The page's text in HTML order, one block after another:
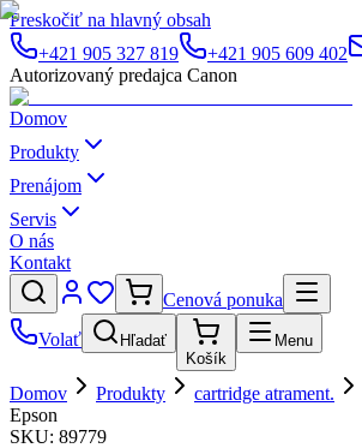
Preskočiť na hlavný obsah
+421 905 327 819
+421 905 609 402
Autorizovaný predajca Canon
Domov
Produkty
Prenájom
Servis
O nás
Kontakt
Cenová ponuka
Volať
Hľadať
Košík
Menu
Domov Produkty cartridge atrament.
Epson
SKU: 89779